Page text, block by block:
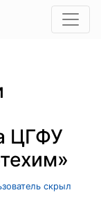
ЦГФУ
скрыл